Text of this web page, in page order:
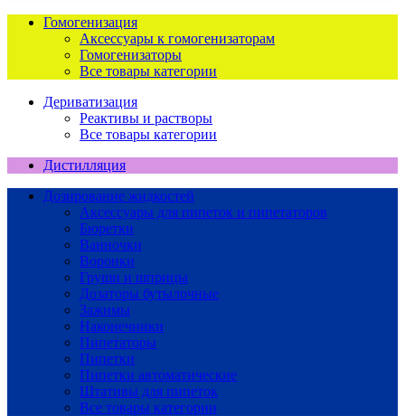
Гомогенизация
Аксессуары к гомогенизаторам
Гомогенизаторы
Все товары категории
Дериватизация
Реактивы и растворы
Все товары категории
Дистилляция
Дозирование жидкостей
Аксессуары для пипеток и пипетаторов
Бюретки
Ванночки
Воронки
Груши и шприцы
Дозаторы бутылочные
Зажимы
Наконечники
Пипетаторы
Пипетки
Пипетки автоматические
Штативы для пипеток
Все товары категории